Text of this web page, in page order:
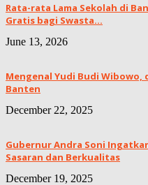
Rata-rata Lama Sekolah di
Gratis bagi Swasta...
June 13, 2026
Mengenal Yudi Budi Wibowo,
Banten
December 22, 2025
Gubernur Andra Soni
Sasaran dan Berkualitas
December 19, 2025